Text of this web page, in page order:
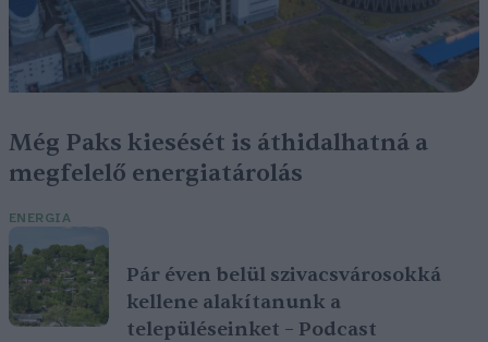
Még Paks kiesését is áthidalhatná a
megfelelő energiatárolás
ENERGIA
Pár éven belül szivacsvárosokká
kellene alakítanunk a
településeinket – Podcast